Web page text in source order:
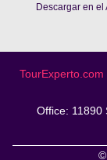
Descargar en el
Office: 11890
©